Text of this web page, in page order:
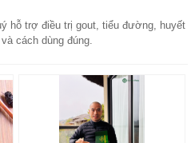
hỗ trợ điều trị gout, tiểu đường, huyết
cách dùng đúng.